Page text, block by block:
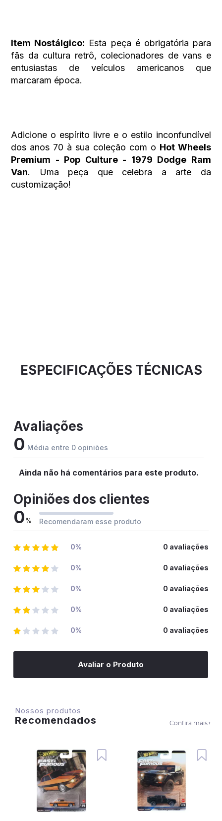
Item Nostálgico: Esta peça é obrigatória para
fãs da cultura retrô, colecionadores de vans e
entusiastas de veículos americanos que
marcaram época.
Adicione o espírito livre e o estilo inconfundível
dos anos 70 à sua coleção com o Hot Wheels
Premium - Pop Culture - 1979 Dodge Ram
Van. Uma peça que celebra a arte da
customização!
ESPECIFICAÇÕES TÉCNICAS
Avaliações
0 Média entre 0 opiniões
Ainda não há comentários para este produto.
Opiniões dos clientes
0% Recomendaram esse produto
0% 0 avaliações
0% 0 avaliações
0% 0 avaliações
0% 0 avaliações
0% 0 avaliações
Avaliar o Produto
Nossos produtos
Recomendados Confira mais+